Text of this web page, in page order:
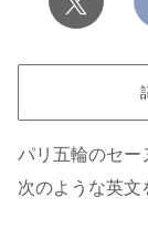
パリ五輪のセー
次のような英文